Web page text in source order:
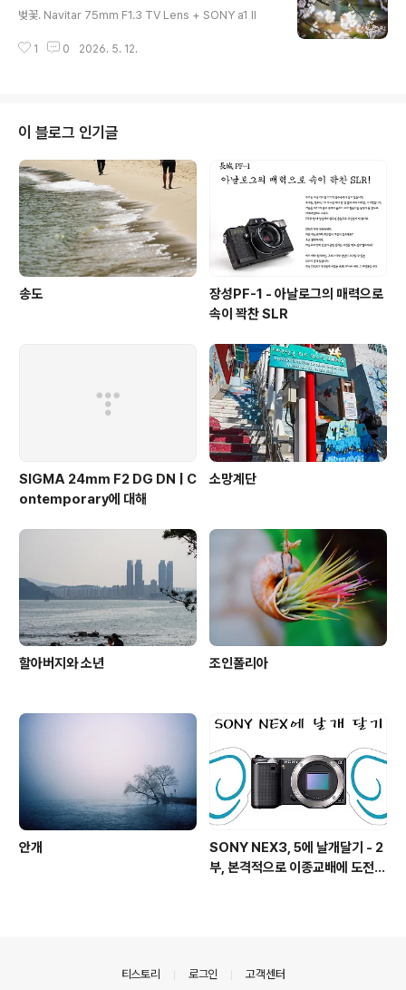
벚꽃. Navitar 75mm F1.3 TV Lens + SONY a1 II
1 0 2026. 5. 12.
이 블로그 인기글
송도
장성PF-1 - 아날로그의 매력으로
속이 꽉찬 SLR
SIGMA 24mm F2 DG DN | C
ontemporary에 대해
소망계단
할아버지와 소년 조인폴리아
안개
SONY NEX3, 5에 날개달기 - 2
부, 본격적으로 이종교배에 도전하
티스토리 로그인 고객센터